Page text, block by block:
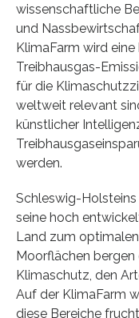
wissenschaftliche
und
KlimaFarm wird
Treibhausgas-
für die
weltweit relevant
künstlicher
werden.
Schleswig-
seine hoch
Land zum
Moorflächen
Klimaschutz, den
Auf der KlimaFarm
diese Bereiche